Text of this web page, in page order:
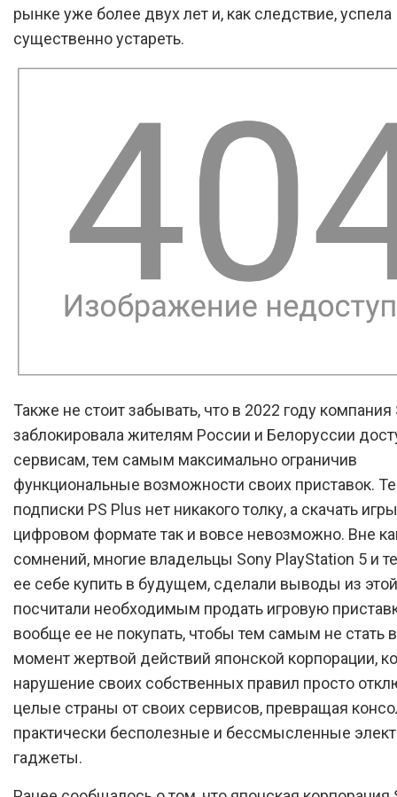
рынке уже более двух лет и, как следствие, успела
существенно устареть.
Также не стоит забывать, что в 2022 году компания
заблокировала жителям России и Белоруссии
сервисам, тем самым максимально ограничив
функциональные возможности своих приставок.
подписки PS Plus нет никакого толку, а скачать
цифровом формате так и вовсе невозможно. Вне
сомнений, многие владельцы Sony PlayStation 5 и
ее себе купить в будущем, сделали выводы из
посчитали необходимым продать игровую
вообще ее не покупать, чтобы тем самым не стать
момент жертвой действий японской корпорации,
нарушение своих собственных правил просто
целые страны от своих сервисов, превращая
практически бесполезные и бессмысленные
гаджеты.